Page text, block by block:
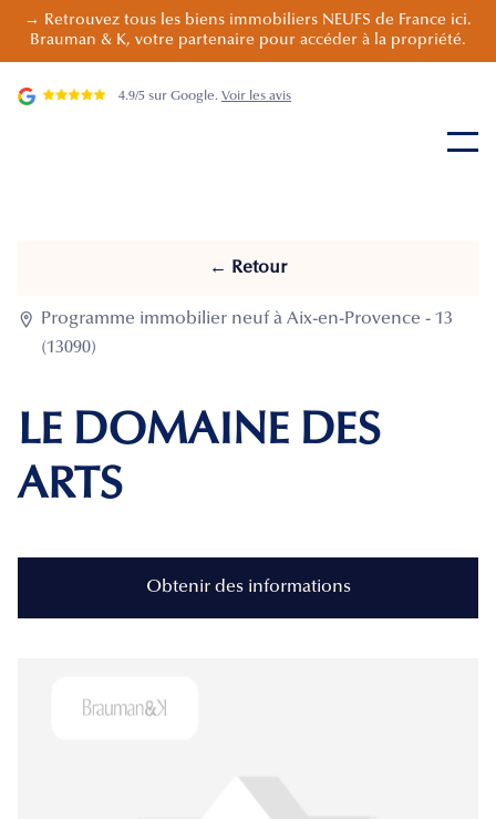
→ Retrouvez tous les biens immobiliers NEUFS de France ici.
Brauman & K, votre partenaire pour accéder à la propriété.
4.9/5 sur Google. Voir les avis
← Retour

Programme immobilier neuf à Aix-en-Provence - 13
(13090)
LE DOMAINE DES
ARTS
Obtenir des informations